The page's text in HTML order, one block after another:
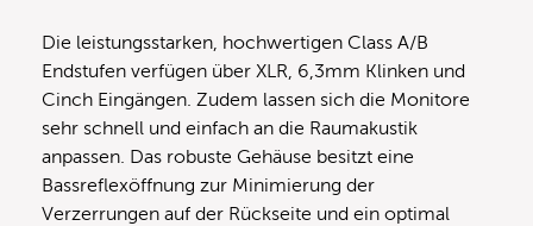
Die leistungsstarken, hochwertigen Class A/B
Endstufen verfügen über XLR, 6,3mm Klinken und
Cinch Eingängen. Zudem lassen sich die Monitore
sehr schnell und einfach an die Raumakustik
anpassen. Das robuste Gehäuse besitzt eine
Bassreflexöffnung zur Minimierung der
Verzerrungen auf der Rückseite und ein optimal